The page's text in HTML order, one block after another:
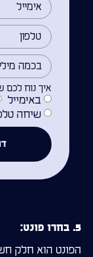
איך נוח לכם
באימייל
שיחה
5. בחרו פונט:
הפונט הוא חלק